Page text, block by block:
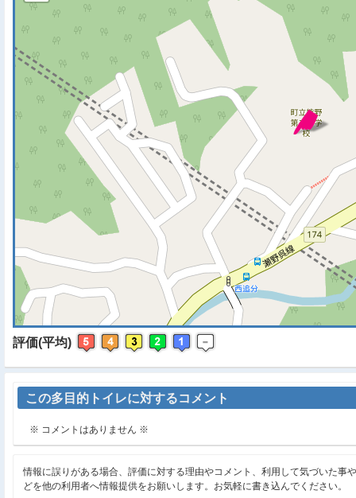
※ マップを検索、表示
評価(平均)
この多目的トイレに対するコメント
※ コメントはありません ※
情報に誤りがある場合、評価に対する理由やコメント、利用して気づいた事
どを他の利用者へ情報提供をお願いします。お気軽に書き込んでください。